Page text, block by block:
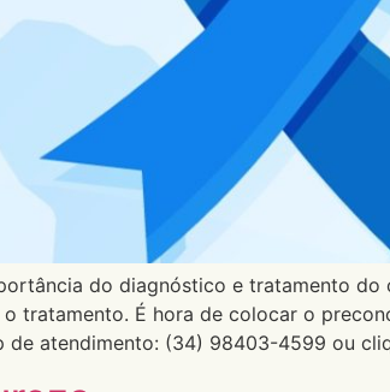
do diagnóstico e tratamento
tratamento. É hora de colocar o
de atendimento: (34) 98403-4599 ou